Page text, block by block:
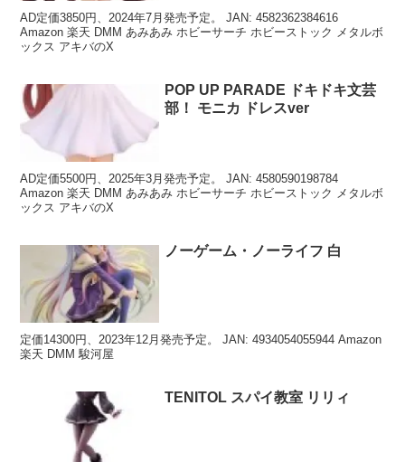
AD定価3850円、2024年7月発売予定。 JAN: 4582362384616
Amazon 楽天 DMM あみあみ ホビーサーチ ホビーストック メタルボ
ックス アキバのX
POP UP PARADE ドキドキ文芸
部！ モニカ ドレスver
AD定価5500円、2025年3月発売予定。 JAN: 4580590198784
Amazon 楽天 DMM あみあみ ホビーサーチ ホビーストック メタルボ
ックス アキバのX
ノーゲーム・ノーライフ 白
定価14300円、2023年12月発売予定。 JAN: 4934054055944 Amazon
楽天 DMM 駿河屋
TENITOL スパイ教室 リリィ